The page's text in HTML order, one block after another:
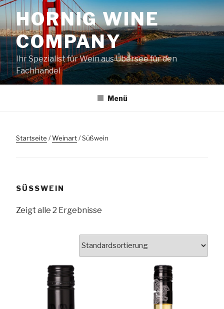
Zum
Inhalt
springenHORNIG WINE
COMPANY
Ihr Spezialist für Wein aus Übersee für den
Fachhandel
Menü
Startseite /Weinart/ Süßwein
SÜSSWEIN
Zeigt alle 2 Ergebnisse